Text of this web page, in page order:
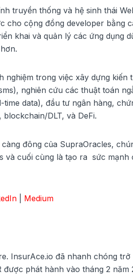
truyền thống và hệ sinh thái
cho cộng đồng developer bằng
khai và quản lý các ứng dụng
nghiệm trong việc xây dựng kiến
nghiên cứu các thuật toán
data), đầu tư ngân hàng,
DLT, và DeFi.
đông của SupraOracles,
và cuối cùng là tạo ra sức mạnh
Medium
InsurAce.io đã nhanh chóng trở
phát hành vào tháng 2 năm